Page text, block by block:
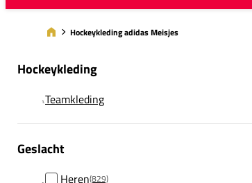
Hockeykleding adidas Meisjes
Hockeykleding
Teamkleding
Geslacht
Heren(829)